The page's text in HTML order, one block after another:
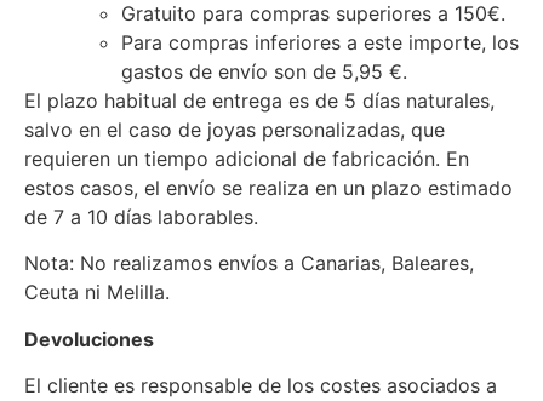
Gratuito para compras superiores a 150€.
Para compras inferiores a este importe, los
gastos de envío son de 5,95 €.
El plazo habitual de entrega es de 5 días naturales,
salvo en el caso de joyas personalizadas, que
requieren un tiempo adicional de fabricación. En
estos casos, el envío se realiza en un plazo estimado
de 7 a 10 días laborables.
Nota: No realizamos envíos a Canarias, Baleares,
Ceuta ni Melilla.
Devoluciones
El cliente es responsable de los costes asociados a